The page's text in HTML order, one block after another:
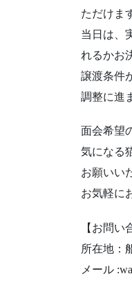
ただけま
当日は、
れるかお
譲渡条件
調整に進
面会希望
気になる
お願いい
お気軽に
【お問い
所在地：
メール